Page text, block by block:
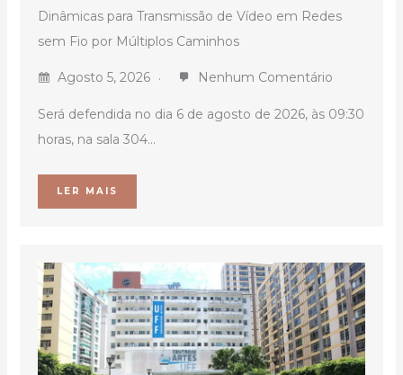
Dinâmicas para Transmissão de Vídeo em Redes
sem Fio por Múltiplos Caminhos
Agosto 5, 2026 Nenhum Comentário
Será defendida no dia 6 de agosto de 2026, às 09:30
horas, na sala 304...
LER MAIS